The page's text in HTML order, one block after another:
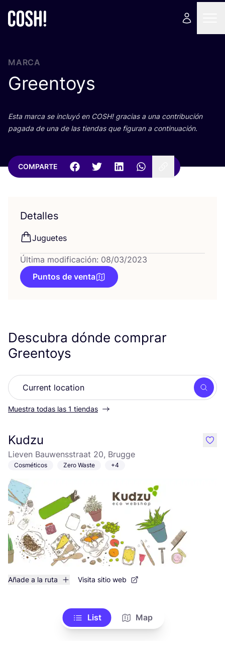
MARCA
Greentoys
Esta mar­ca se inclu­yó en COSH! gra­cias a una con­tri­bu­ción
paga­da de una de las tien­das que figu­ran a continuación.
COMPARTE
Detalles
Jugue­tes
Última modificación: 08/03/2023
Puntos de venta
Descubra dónde comprar
Greentoys
Muestra todas las 1 tiendas
Kudzu
Lieven Bauwensstraat 20, Brugge
Cosméticos Zero Waste +4
Añade a la ruta Visita sitio web
like
List Map